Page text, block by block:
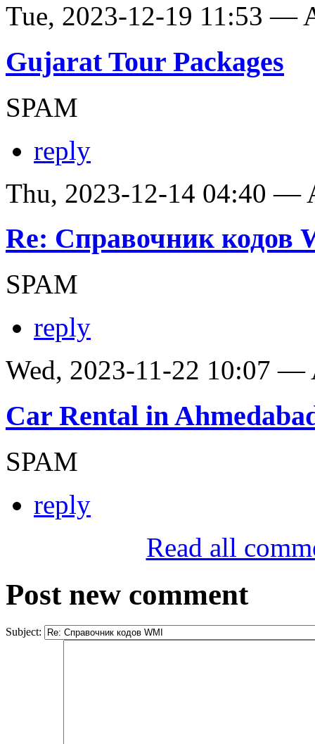
Tue, 2023-12-19 11:53 —
Gujarat Tour Packages
SPAM
reply
Thu, 2023-12-14 04:40 —
Re: Справочник кодов
SPAM
reply
Wed, 2023-11-22 10:07 —
Car Rental in
SPAM
reply
Read all
Post new comment
Subject: